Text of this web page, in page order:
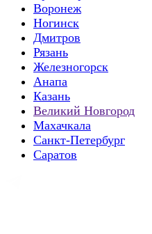
Воронеж
Ногинск
Дмитров
Рязань
Железногорск
Анапа
Казань
Великий Новгород
Махачкала
Санкт-Петербург
Саратов